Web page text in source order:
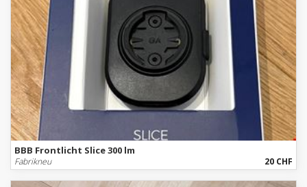
BBB Frontlicht Slice 300 lm
Fabrikneu 20 CHF